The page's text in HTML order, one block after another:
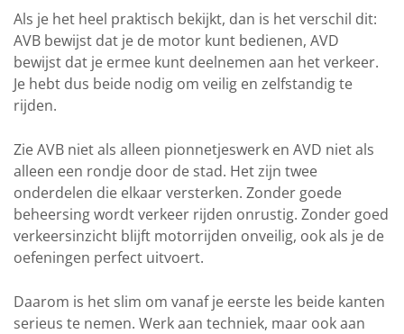
Als je het heel praktisch bekijkt, dan is het verschil dit:
AVB bewijst dat je de motor kunt bedienen, AVD
bewijst dat je ermee kunt deelnemen aan het verkeer.
Je hebt dus beide nodig om veilig en zelfstandig te
rijden.
Zie AVB niet als alleen pionnetjeswerk en AVD niet als
alleen een rondje door de stad. Het zijn twee
onderdelen die elkaar versterken. Zonder goede
beheersing wordt verkeer rijden onrustig. Zonder goed
verkeersinzicht blijft motorrijden onveilig, ook als je de
oefeningen perfect uitvoert.
Daarom is het slim om vanaf je eerste les beide kanten
serieus te nemen. Werk aan techniek, maar ook aan